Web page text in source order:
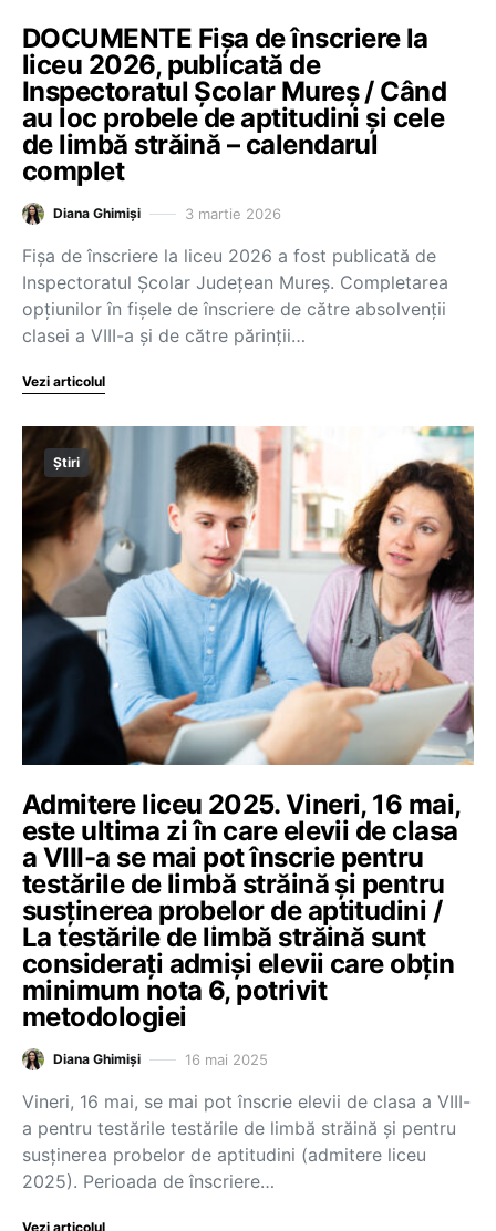
DOCUMENTE Fișa de înscriere la
liceu 2026, publicată de
Inspectoratul Școlar Mureș / Când
au loc probele de aptitudini și cele
de limbă străină – calendarul
complet
Diana Ghimiși 3 martie 2026
Fișa de înscriere la liceu 2026 a fost publicată de
Inspectoratul Școlar Județean Mureș. Completarea
opțiunilor în fișele de înscriere de către absolvenții
clasei a VIII-a și de către părinții…
Vezi articolul
Știri
Admitere liceu 2025. Vineri, 16 mai,
este ultima zi în care elevii de clasa
a VIII-a se mai pot înscrie pentru
testările de limbă străină și pentru
susținerea probelor de aptitudini /
La testările de limbă străină sunt
considerați admiși elevii care obțin
minimum nota 6, potrivit
metodologiei
Diana Ghimiși 16 mai 2025
Vineri, 16 mai, se mai pot înscrie elevii de clasa a VIII-
a pentru testările testările de limbă străină și pentru
susținerea probelor de aptitudini (admitere liceu
2025). Perioada de înscriere…
Vezi articolul